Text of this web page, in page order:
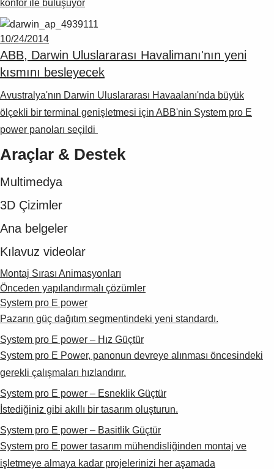
konfor ile buluşuyor
10/24/2014
ABB, Darwin Uluslararası Havalimanı'nın yeni
kısmını besleyecek
Avustralya'nın Darwin Uluslararası Havaalanı'nda büyük
ölçekli bir terminal genişletmesi için ABB'nin System pro E
power panoları seçildi
Araçlar & Destek
Multimedya
3D Çizimler
Ana belgeler
Kılavuz videolar
Montaj Sırası Animasyonları
Önceden yapılandırmalı çözümler
System pro E power
Pazarın güç dağıtım segmentindeki yeni standardı.
System pro E power – Hız Güçtür
System pro E Power, panonun devreye alınması öncesindeki
gerekli çalışmaları hızlandırır.
System pro E power – Esneklik Güçtür
İstediğiniz gibi akıllı bir tasarım oluşturun.
System pro E power – Basitlik Güçtür
System pro E power tasarım mühendisliğinden montaj ve
işletmeye almaya kadar projelerinizi her aşamada